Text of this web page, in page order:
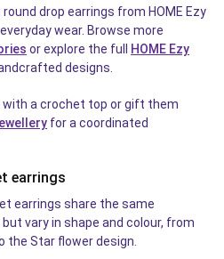
drop earrings from HOME Ezy
wear. Browse more
or explore the full
HOME Ezy
designs.
a crochet top or gift them
for a coordinated
earrings
earrings share the same
vary in shape and colour, from
the Star flower design.